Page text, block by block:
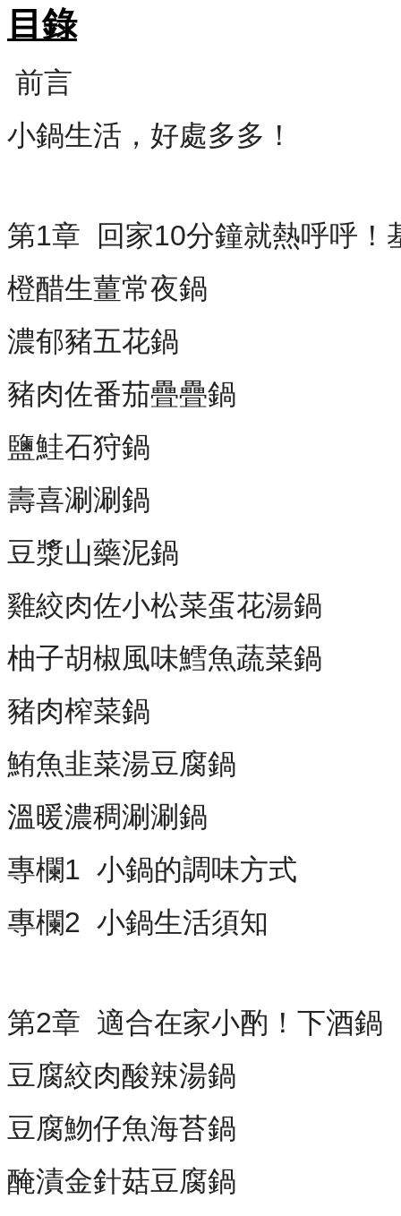
目錄
前言
小鍋生活，好處多多！
第1章 回家10分鐘就熱呼呼！
橙醋生薑常夜鍋
濃郁豬五花鍋
豬肉佐番茄疊疊鍋
鹽鮭石狩鍋
壽喜涮涮鍋
豆漿山藥泥鍋
雞絞肉佐小松菜蛋花湯鍋
柚子胡椒風味鱈魚蔬菜鍋
豬肉榨菜鍋
鮪魚韭菜湯豆腐鍋
溫暖濃稠涮涮鍋
專欄1 小鍋的調味方式
專欄2 小鍋生活須知
第2章 適合在家小酌！下酒鍋
豆腐絞肉酸辣湯鍋
豆腐魩仔魚海苔鍋
醃漬金針菇豆腐鍋